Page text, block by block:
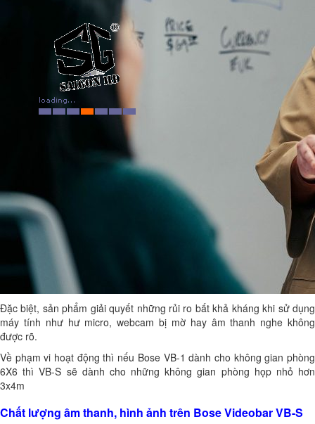
Đặc biệt, sản phẩm giải quyết những rủi ro bất khả kháng khi sử dụng
máy tính như hư micro, webcam bị mờ hay âm thanh nghe không
được rõ.
Về phạm vi hoạt động thì nếu Bose VB-1 dành cho không gian phòng
6X6 thì VB-S sẽ dành cho những không gian phòng họp nhỏ hơn
3x4m
Chất lượng âm thanh, hình ảnh trên Bose Videobar VB-S